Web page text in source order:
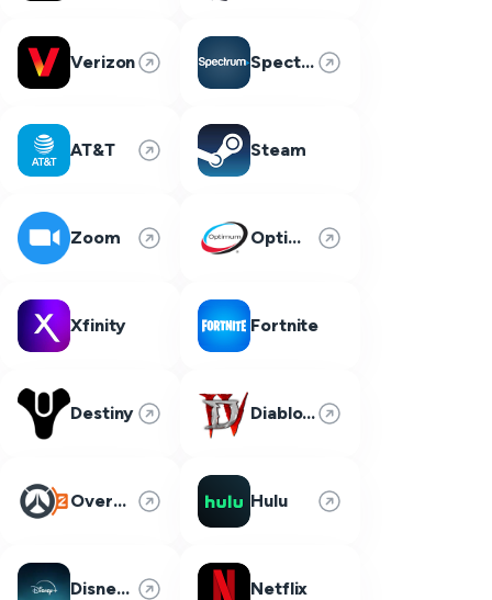
Verizon Spectrum
AT&T Steam
Zoom Optimum
Xfinity Fortnite
Destiny Diablo 4
Overwatch 2 Hulu
Disney Plus Netflix